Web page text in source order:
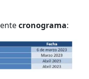
cronograma: